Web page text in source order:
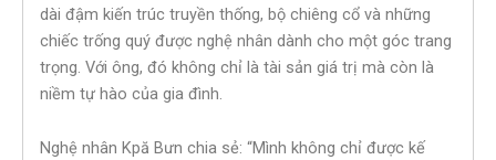
dài đậm kiến trúc truyền thống, bộ chiêng cổ và những
chiếc trống quý được nghệ nhân dành cho một góc trang
trọng. Với ông, đó không chỉ là tài sản giá trị mà còn là
niềm tự hào của gia đình.
Nghệ nhân Kpă Bưn chia sẻ: “Mình không chỉ được kế